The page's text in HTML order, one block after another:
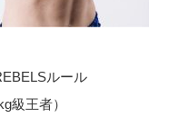
ルール
級王者）